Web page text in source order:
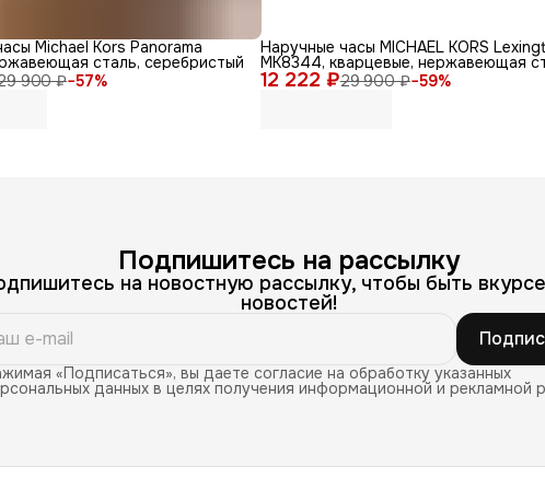
900 ₽−57%
Michael Kors Panorama
сталь, серебристый
12 222 ₽29 900 ₽−59%
Наручные часы MICHAEL KORS
MK8344, кварцевые, нержавеющая
Подпишитесь на рассылку
на новостную рассылку, чтобы быть
новостей!
«Подписаться», вы даете согласие на обработку указанных
данных в целях получения информационной и рекламной